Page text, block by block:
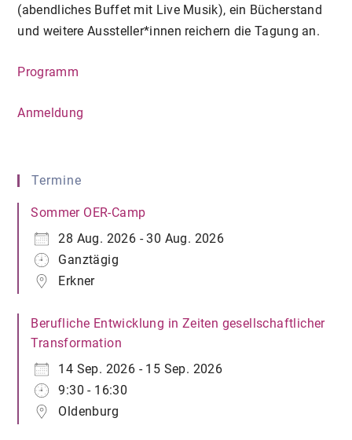
(abendliches Buffet mit Live Musik), ein Bücherstand
und weitere Aussteller*innen reichern die Tagung an.
Programm
Anmeldung
Termine
Sommer OER-Camp
28 Aug. 2026 - 30 Aug. 2026
Ganztägig
Erkner
Berufliche Entwicklung in Zeiten gesellschaftlicher
Transformation
14 Sep. 2026 - 15 Sep. 2026
9:30 - 16:30
Oldenburg